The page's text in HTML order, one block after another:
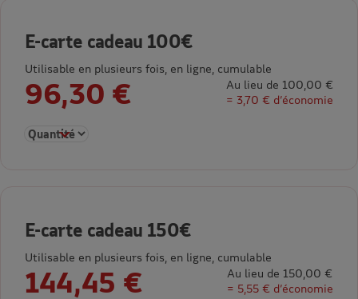
E-carte cadeau 100€
Utilisable en plusieurs fois, en ligne, cumulable
96,30 €
Au lieu de 100,00 €
= 3,70 € d’économie
Sélectionner la quantité pour E-carte cadeau 100€
E-carte cadeau 150€
Utilisable en plusieurs fois, en ligne, cumulable
144,45 €
Au lieu de 150,00 €
= 5,55 € d’économie